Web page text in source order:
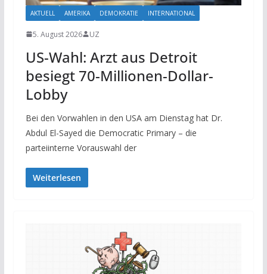
AKTUELL AMERIKA DEMOKRATIE INTERNATIONAL
5. August 2026 UZ
US-Wahl: Arzt aus Detroit
besiegt 70-Millionen-Dollar-
Lobby
Bei den Vorwahlen in den USA am Dienstag hat Dr.
Abdul El-Sayed die Democratic Primary – die
parteiinterne Vorauswahl der
Weiterlesen